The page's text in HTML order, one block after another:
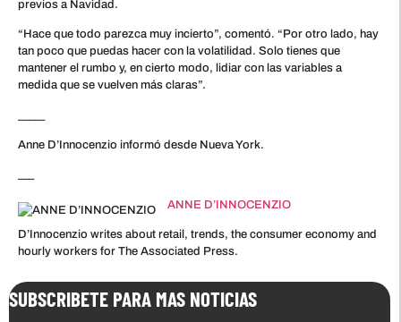
previos a Navidad.
“Hace que todo parezca muy incierto”, comentó. “Por otro lado, hay
tan poco que puedas hacer con la volatilidad. Solo tienes que
mantener el rumbo y, en cierto modo, lidiar con las variables a
medida que se vuelven más claras”.
Anne D’Innocenzio informó desde Nueva York.
ANNE D’INNOCENZIO
D’Innocenzio writes about retail, trends, the consumer economy and
hourly workers for The Associated Press.
SUBSCRIBETE PARA MAS NOTICIAS